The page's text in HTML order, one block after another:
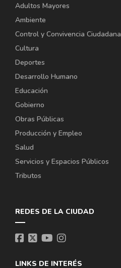
Adultos Mayores
Ambiente
Control y Convivencia Ciudadana
Cultura
Deportes
Desarrollo Humano
Educación
Gobierno
Obras Públicas
Producción y Empleo
Salud
Servicios y Espacios Públicos
Tributos
REDES DE LA CIUDAD
LINKS DE INTERÉS